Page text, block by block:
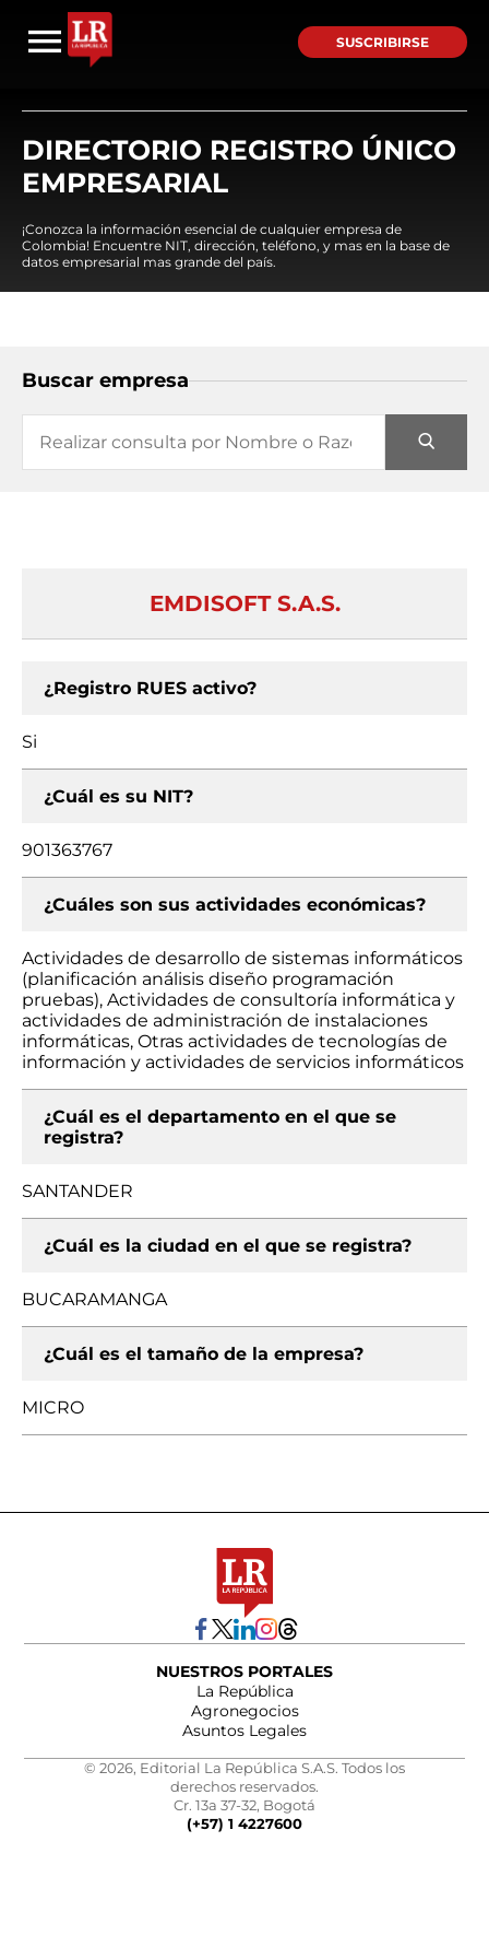
SUSCRIBIRSE
DIRECTORIO REGISTRO ÚNICO
EMPRESARIAL
¡Conozca la información esencial de cualquier empresa de
Colombia! Encuentre NIT, dirección, teléfono, y mas en la base de
datos empresarial mas grande del país.
Buscar empresa
EMDISOFT S.A.S.
¿Registro RUES activo?
Si
¿Cuál es su NIT?
901363767
¿Cuáles son sus actividades económicas?
Actividades de desarrollo de sistemas informáticos
(planificación análisis diseño programación
pruebas), Actividades de consultoría informática y
actividades de administración de instalaciones
informáticas, Otras actividades de tecnologías de
información y actividades de servicios informáticos
¿Cuál es el departamento en el que se
registra?
SANTANDER
¿Cuál es la ciudad en el que se registra?
BUCARAMANGA
¿Cuál es el tamaño de la empresa?
MICRO
NUESTROS PORTALES
La República
Agronegocios
Asuntos Legales
© 2026, Editorial La República S.A.S. Todos los
derechos reservados.
Cr. 13a 37-32, Bogotá
(+57) 1 4227600